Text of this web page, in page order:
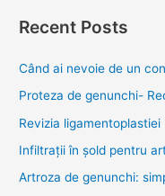
r
o
r
:
Recent Posts
Când ai nevoie de un
Proteza de genunchi-
Revizia ligamentoplastiei
Infiltrații în șold pentru
Artroza de genunchi: